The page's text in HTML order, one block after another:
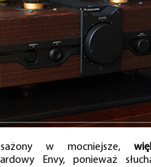
w mocniejsze,
Envy, ponieważ